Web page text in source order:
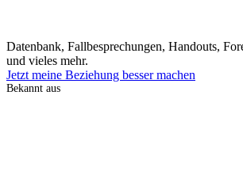
Datenbank, Fallbesprechungen, Handouts,
und vieles mehr.
Jetzt meine Beziehung besser machen
Bekannt aus